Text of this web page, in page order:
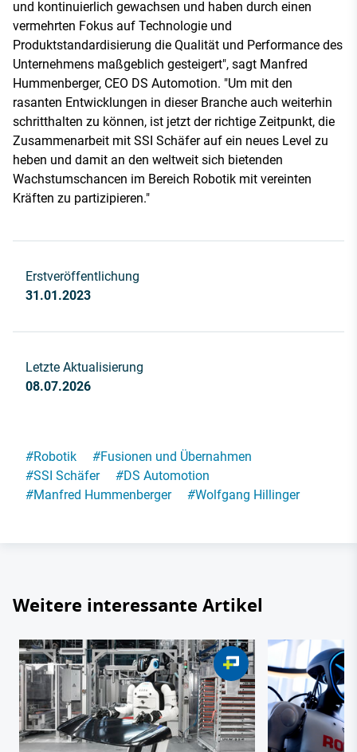
und kontinuierlich gewachsen und haben durch einen
vermehrten Fokus auf Technologie und
Produktstandardisierung die Qualität und Performance des
Unternehmens maßgeblich gesteigert", sagt Manfred
Hummenberger, CEO DS Automotion. "Um mit den
rasanten Entwicklungen in dieser Branche auch weiterhin
schritthalten zu können, ist jetzt der richtige Zeitpunkt, die
Zusammenarbeit mit SSI Schäfer auf ein neues Level zu
heben und damit an den weltweit sich bietenden
Wachstumschancen im Bereich Robotik mit vereinten
Kräften zu partizipieren."
Erstveröffentlichung
31.01.2023
Letzte Aktualisierung
08.07.2026
#Robotik #Fusionen und Übernahmen
#SSI Schäfer #DS Automotion
#Manfred Hummenberger #Wolfgang Hillinger
Weitere interessante Artikel